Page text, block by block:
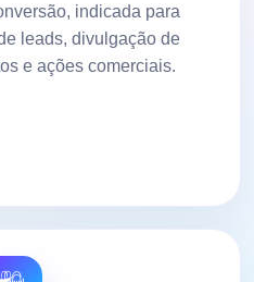
indicada para
leads, divulgação de
e ações comerciais.